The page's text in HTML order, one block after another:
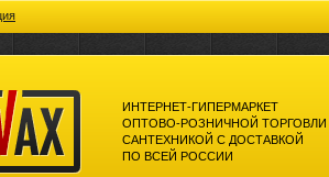
ИНТЕРНЕТ-ГИПЕРМАРКЕТ
ОПТОВО-РОЗНИЧНОЙ ТОРГОВЛИ
САНТЕХНИКОЙ С ДОСТАВКОЙ
ПО ВСЕЙ РОССИИ